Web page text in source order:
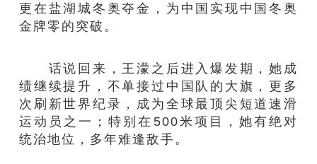
更在盐湖城冬奥夺金，为中国实现中国冬奥
金牌零的突破。
话说回来，王濛之后进入爆发期，她成
绩继续提升，不单接过中国队的大旗，更多
次刷新世界纪录，成为全球最顶尖短道速滑
运动员之一；特别在500米项目，她有绝对
统治地位，多年难逢敌手。